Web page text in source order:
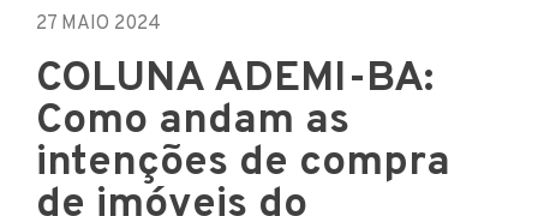
27 MAIO 2024
COLUNA ADEMI-BA:
Como andam as
intenções de compra
de imóveis do